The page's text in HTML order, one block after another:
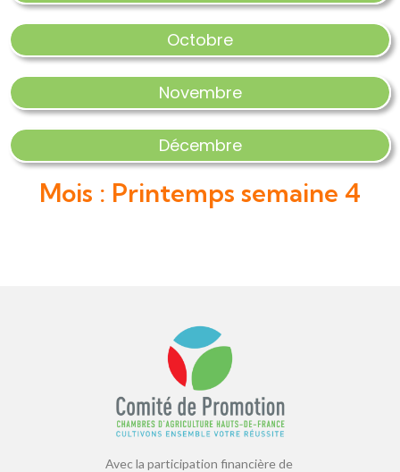
Octobre
Novembre
Décembre
Mois : Printemps semaine 4
Avec la participation financière de